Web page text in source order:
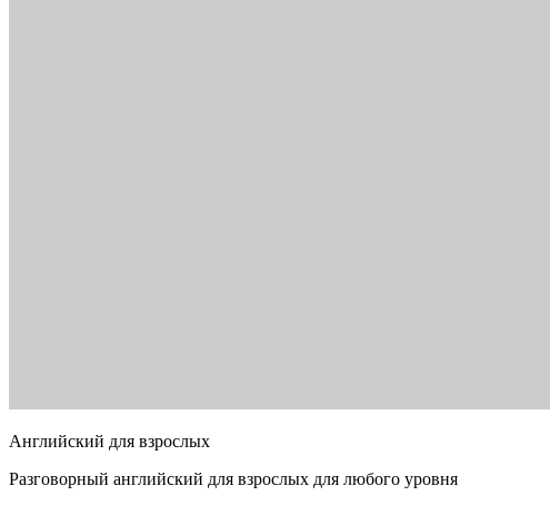
Английский для взрослых
Разговорный английский для взрослых для любого уровня